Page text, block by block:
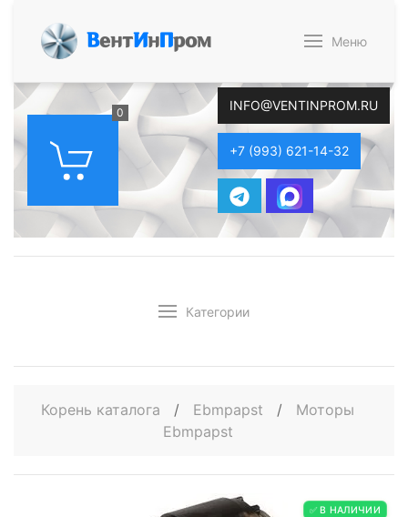
ВентИнПром Меню
0 INFO@VENTINPROM.RU
+7 (993) 621-14-32
Категории
Корень каталога / Ebmpapst /
Моторы
Ebmpapst
✅ В НАЛИЧИИ